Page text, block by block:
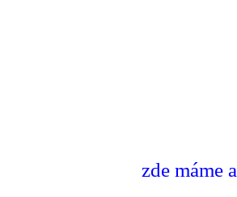
zde máme